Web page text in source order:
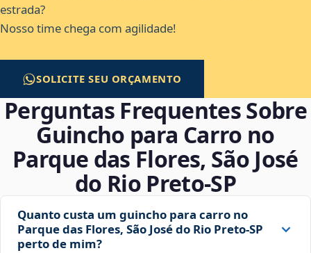
estrada?
Nosso time chega com agilidade!
SOLICITE SEU ORÇAMENTO
Perguntas Frequentes Sobre
Guincho para Carro no
Parque das Flores, São José
do Rio Preto‑SP
Quanto custa um guincho para carro no
Parque das Flores, São José do Rio Preto‑SP
perto de mim?